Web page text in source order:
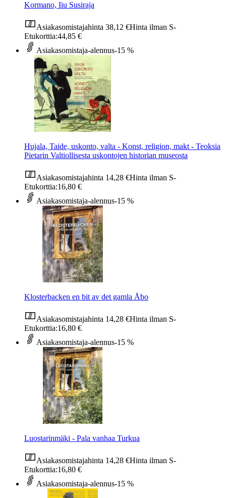
Kormano, Iiu Susiraja
Asiakasomistajahinta 38,12 €Hinta ilman S-
Etukorttia:44,85 €
Asiakasomistaja-alennus-15 %
Hujala, Taide, uskonto, valta - Konst, religion, makt - Teoksia
Pietarin Valtiollisesta uskontojen historian museosta
Asiakasomistajahinta 14,28 €Hinta ilman S-
Etukorttia:16,80 €
Asiakasomistaja-alennus-15 %
Klosterbacken en bit av det gamla Åbo
Asiakasomistajahinta 14,28 €Hinta ilman S-
Etukorttia:16,80 €
Asiakasomistaja-alennus-15 %
Luostarinmäki - Pala vanhaa Turkua
Asiakasomistajahinta 14,28 €Hinta ilman S-
Etukorttia:16,80 €
Asiakasomistaja-alennus-15 %